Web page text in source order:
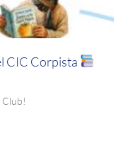
CIC Corpista
Club!